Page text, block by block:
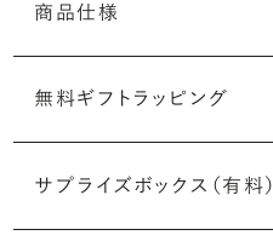
商品仕様
無料ギフトラッピング
サプライズボックス（有料）